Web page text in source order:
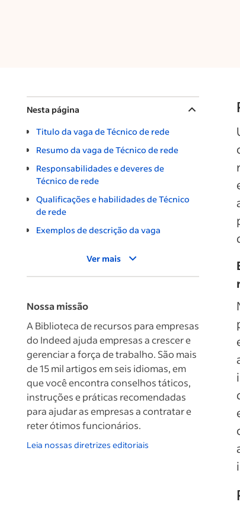
Nesta página
Titulo da vaga de Técnico de rede
Resumo da vaga de Técnico de rede
Responsabilidades e deveres de
Técnico de rede
Qualificações e habilidades de Técnico
de rede
Exemplos de descrição da vaga
Ver mais
Nossa missão
A Biblioteca de recursos para empresas
do Indeed ajuda empresas a crescer e
gerenciar a força de trabalho. São mais
de 15 mil artigos em seis idiomas, em
que você encontra conselhos táticos,
instruções e práticas recomendadas
para ajudar as empresas a contratar e
reter ótimos funcionários.
Leia nossas diretrizes editoriais